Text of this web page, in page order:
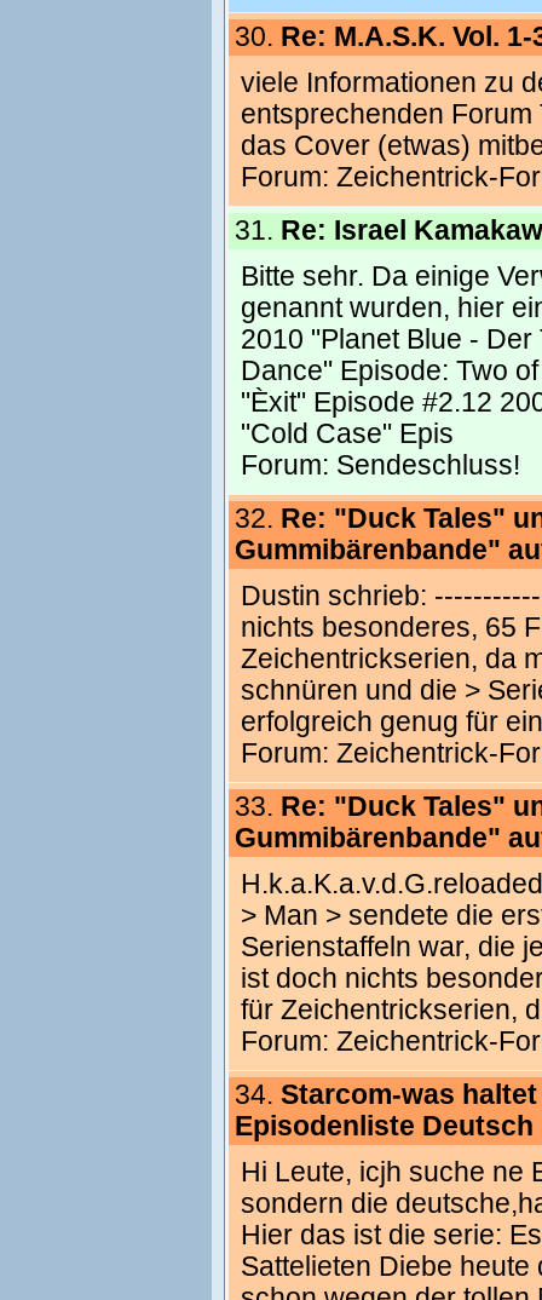
30. Re: M.A.S.K. Vol. 1-
viele Informationen zu
entsprechenden
das Cover (etwas)
Forum: Zeichentrick-
31. Re: Israel
Bitte sehr. Da einige
genannt wurden, hier
2010 "Planet Blue -
Dance" Episode: Two
"Èxit" Episode #2.12
"Cold Case" Epis
Forum: Sendeschluss!
32. Re: "Duck Tales"
Gummibärenbande"
Dustin schrieb:
nichts besonderes, 65
Zeichentrickserien, da
schnüren und die >
erfolgreich genug für
Forum: Zeichentrick-
33. Re: "Duck Tales"
Gummibärenbande"
> Man > sendete die
Serienstaffeln war, die
ist doch nichts
für Zeichentrickserien,
Forum: Zeichentrick-
34. Starcom-was
Episodenliste
Hi Leute, icjh suche ne
sondern die
Hier das ist die serie:
Sattelieten Diebe